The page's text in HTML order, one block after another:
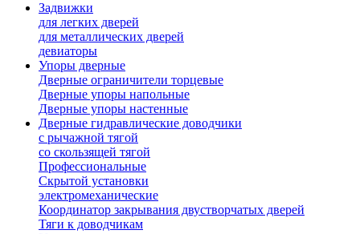
Задвижки
для легких дверей
для металлических дверей
девиаторы
Упоры дверные
Дверные ограничители торцевые
Дверные упоры напольные
Дверные упоры настенные
Дверные гидравлические доводчики
с рычажной тягой
со скользящей тягой
Профессиональные
Скрытой установки
электромеханические
Координатор закрывания двустворчатых дверей
Тяги к доводчикам